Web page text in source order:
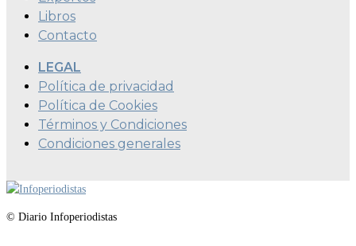
Libros
Contacto
LEGAL
Política de privacidad
Política de Cookies
Términos y Condiciones
Condiciones generales
© Diario Infoperiodistas